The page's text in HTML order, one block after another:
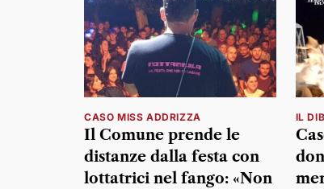
CASO MISS ADDRIZZA
Il Comune prende le
distanze dalla festa con
lottatrici nel fango: «Non
IL